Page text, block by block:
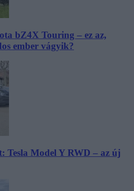
bZ4X Touring – ez az,
ember vágyik?
Tesla Model Y RWD – az új